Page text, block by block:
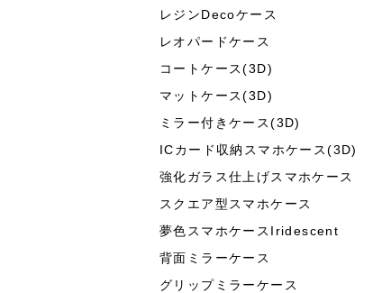
レジンDecoケース
レオパードケース
コートケース(3D)
マットケース(3D)
ミラー付きケース(3D)
ICカード収納スマホケース(3D)
強化ガラス仕上げスマホケース
スクエア型スマホケース
夢色スマホケースIridescent
背面ミラーケース
グリップミラーケース